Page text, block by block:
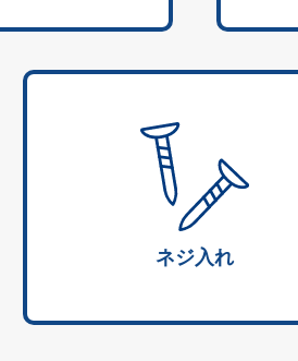
ネジ入れ